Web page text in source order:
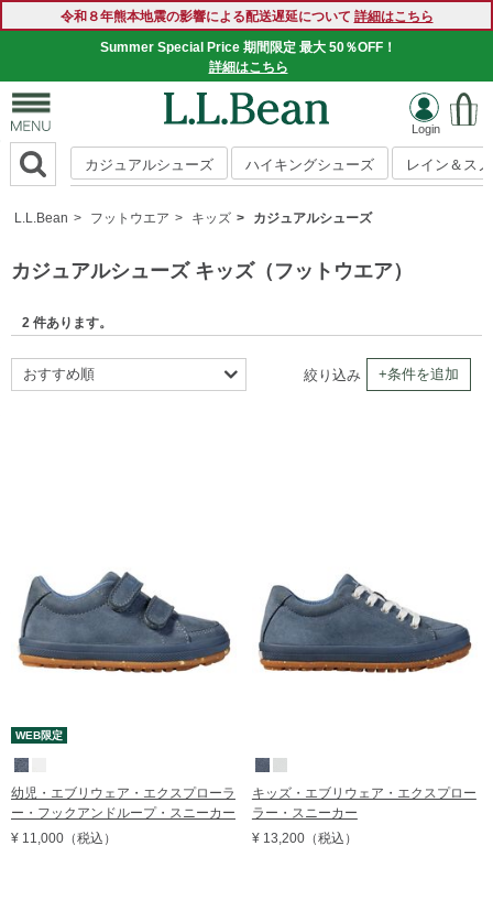
令和８年熊本地震の影響による配送遅延について 詳細はこちら
Summer Special Price 期間限定 最大 50％OFF！
詳細はこちら
カジュアルシューズ ハイキングシューズ レイン＆ス
L.L.Bean フットウエア キッズ カジュアルシューズ
カジュアルシューズ キッズ（フットウエア）
2 件あります。
おすすめ順
在庫順
絞り込み +条件を追加
WEB限定
幼児・エブリウェア・エクスプローラ
ー・フックアンドループ・スニーカー
¥ 11,000 （税込）
キッズ・エブリウェア・エクスプロー
ラー・スニーカー
¥ 13,200（税込）